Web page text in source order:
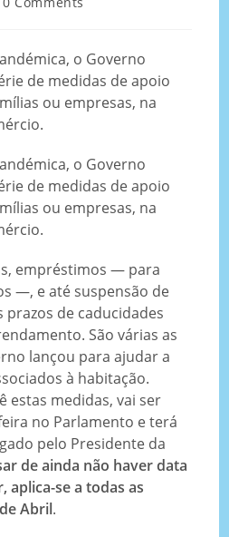
o Governo
de medidas de apoio
ou empresas, na
o Governo
de medidas de apoio
ou empresas, na
empréstimos — para
—, e até suspensão de
prazos de caducidades
São várias as
lançou para ajudar a
à habitação.
estas medidas, vai ser
no Parlamento e terá
pelo Presidente da
de ainda não haver data
aplica-se a todas as
Abril.